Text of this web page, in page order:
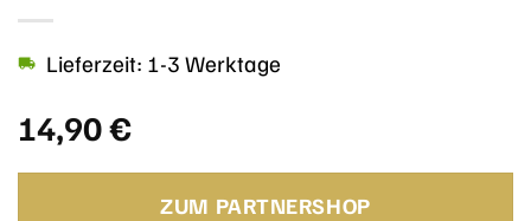
14,90€
Lieferzeit: 1-3 Werktage
ZUM PARTNERSHOP